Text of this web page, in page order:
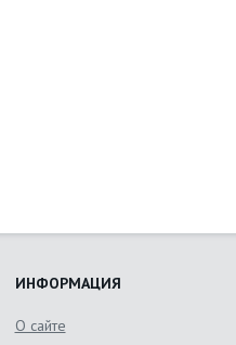
ИНФОРМАЦИЯ
О сайте